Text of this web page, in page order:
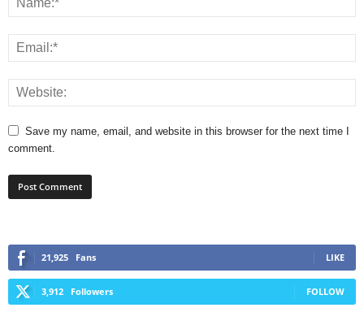
Save my name, email, and website in this browser for the next time I
comment.
21,925 Fans LIKE
3,912 Followers FOLLOW